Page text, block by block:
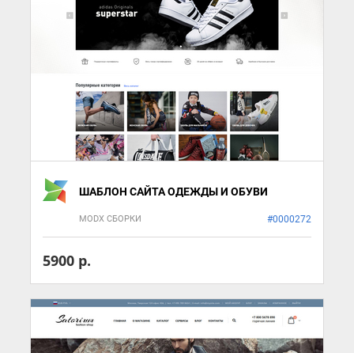
ШАБЛОН САЙТА ОДЕЖДЫ И ОБУВИ
MODX СБОРКИ #0000272
5900 р.